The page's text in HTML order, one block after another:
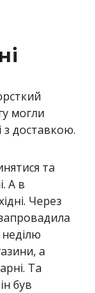
могли
доставкою.
та
А в
Через
неділю
а
Та
був